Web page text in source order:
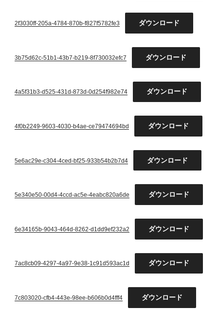
2f3030ff-205a-4784-870b-f827f5782fe3 ダウンロード
3b75d62c-51b1-43b7-b219-8f730032efc7 ダウンロード
4a5f31b3-d525-431d-873d-0d254f982e74 ダウンロード
4f0b2249-9603-4030-b4ae-ce79474694bd ダウンロード
5e6ac29e-c304-4ced-bf25-933b54b2b7d4 ダウンロード
5e340e50-00d4-4ccd-ac5e-4eabc820a6de ダウンロード
6e34165b-9043-464d-8262-d1dd9ef232a2 ダウンロード
7ac8cb09-4297-4a97-9e38-1c91d593ac1d ダウンロード
7c803020-cfb4-443e-98ee-b606b0d4fff4 ダウンロード